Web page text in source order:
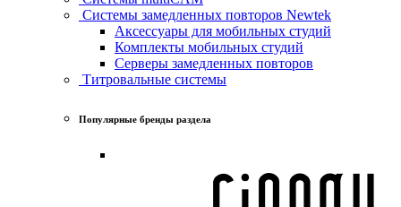
Системы замедленных повторов Newtek
Аксессуары для мобильных студий
Комплекты мобильных студий
Серверы замедленных повторов
Титровальные системы
Популярные бренды раздела